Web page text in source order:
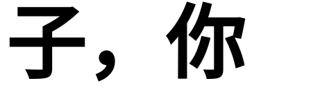
子，你